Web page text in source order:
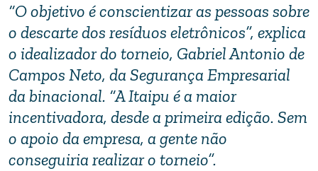
“O objetivo é conscientizar as pessoas sobre
o descarte dos resíduos eletrônicos”, explica
o idealizador do torneio, Gabriel Antonio de
Campos Neto, da Segurança Empresarial
da binacional. “A Itaipu é a maior
incentivadora, desde a primeira edição. Sem
o apoio da empresa, a gente não
conseguiria realizar o torneio”.